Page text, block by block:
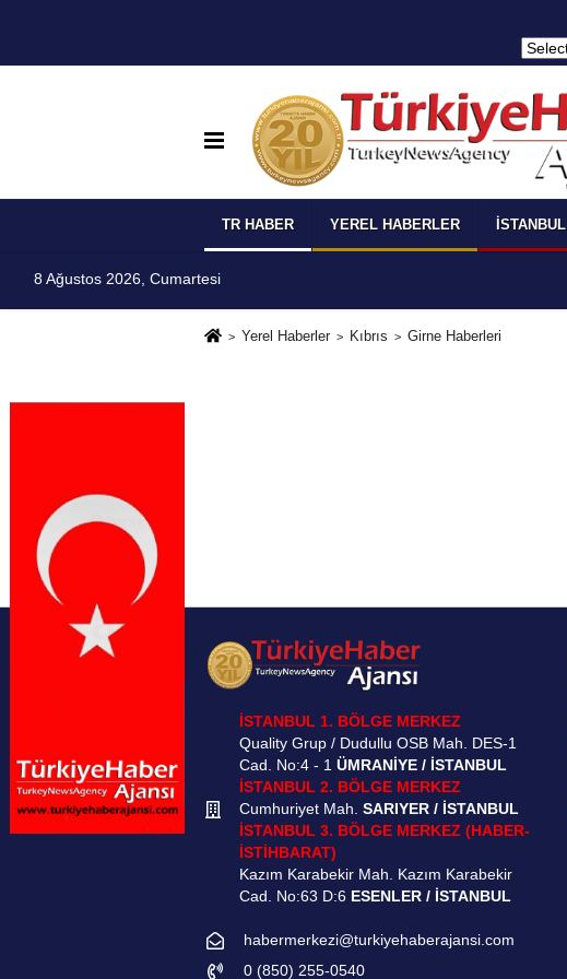
TR HABER YEREL HABERLER İSTANBUL
8 Ağustos 2026, Cumartesi
Yerel Haberler Kıbrıs Girne Haberleri
İSTANBUL 1. BÖLGE MERKEZ
Quality Grup / Dudullu OSB Mah. DES-1
Cad. No:4 - 1 ÜMRANİYE / İSTANBUL
İSTANBUL 2. BÖLGE MERKEZ
Cumhuriyet Mah. SARIYER / İSTANBUL
İSTANBUL 3. BÖLGE MERKEZ (HABER-
İSTİHBARAT)
Kazım Karabekir Mah. Kazım Karabekir
Cad. No:63 D:6 ESENLER / İSTANBUL
habermerkezi@turkiyehaberajansi.com
0 (850) 255-0540